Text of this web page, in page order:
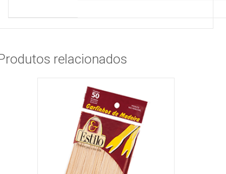
relacionados